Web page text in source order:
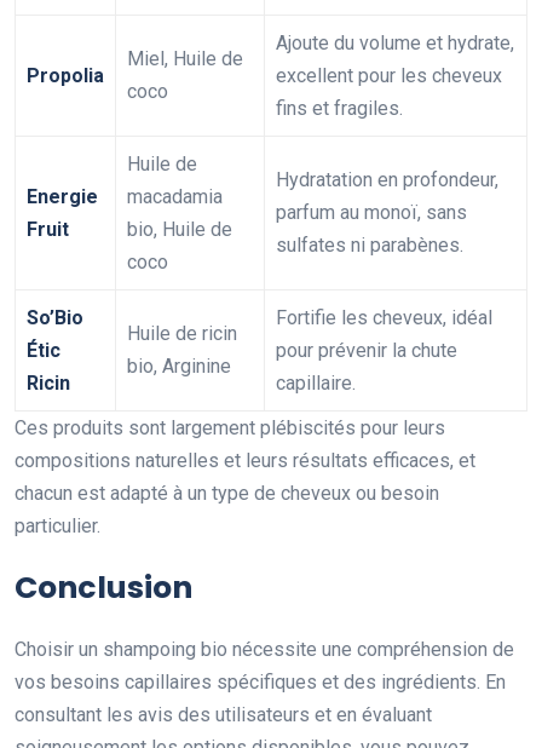
Propolia
Miel, Huile de
coco
Ajoute du volume et hydrate,
excellent pour les cheveux
fins et fragiles.
Energie
Fruit
Huile de
macadamia
bio, Huile de
coco
Hydratation en profondeur,
parfum au monoï, sans
sulfates ni parabènes.
So’Bio
Étic
Ricin
Huile de ricin
bio, Arginine
Fortifie les cheveux, idéal
pour prévenir la chute
capillaire.
Ces produits sont largement plébiscités pour leurs
compositions naturelles et leurs résultats efficaces, et
chacun est adapté à un type de cheveux ou besoin
particulier.
Conclusion
Choisir un shampoing bio nécessite une compréhension de
vos besoins capillaires spécifiques et des ingrédients. En
consultant les avis des utilisateurs et en évaluant